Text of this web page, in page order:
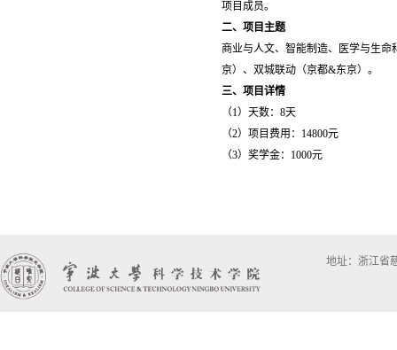
项目成员。
二、项目主题
商业与人文、智能制造、医学与生
京）、双城联动（京都&东京）。
三、项目详情
（1）天数：8天
（2）项目费用：14800元
（3）奖学金：1000元
地址：浙江省